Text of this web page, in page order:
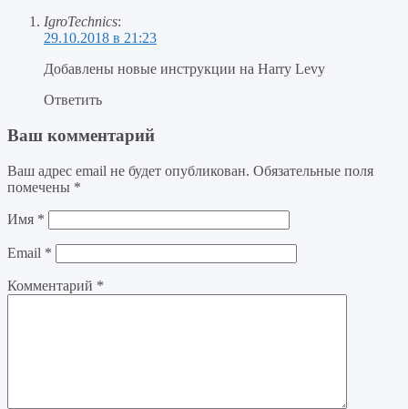
IgroTechnics:
29.10.2018 в 21:23
Добавлены новые инструкции на Harry Levy
Ответить
Ваш комментарий
Ваш адрес email не будет опубликован. Обязательные поля
помечены *
Имя *
Email *
Комментарий *